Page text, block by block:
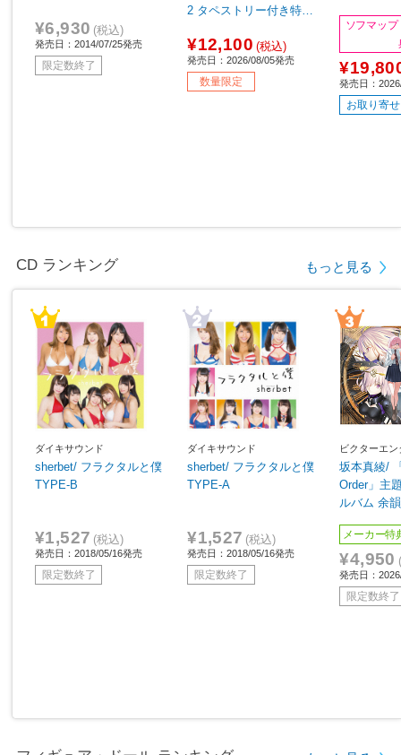
¥6,930 (税込)
発売日：2014/07/25発売
限定数終了
2 タペストリー付き特装
ソフマップ・アニメガ全
巻連続購入特典「全巻収
納BOX・缶バッジ6個セ
¥12,100 (税込)
発売日：2026/08/05発売
数量限定
入特典「
X・B2タ
ービジュ
ソフマッ
発売日：
お取り寄せ
CD ランキング もっと見る
ダイキサウンド
sherbet/ フラクタルと僕
TYPE-B
¥1,527 (税込)
発売日：2018/05/16発売
限定数終了
ダイキサウンド
sherbet/ フラクタルと僕
TYPE-A
¥1,527 (税込)
発売日：2018/05/16発売
限定数終了
ビクターエ
坂本真綾/
Order」主
ルバム 余
メーカー特
¥4,950
発売日：
限定数終了